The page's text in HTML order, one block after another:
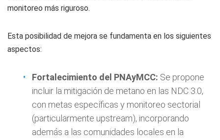
monitoreo más riguroso.
Esta posibilidad de mejora se fundamenta en los siguientes
aspectos:
Fortalecimiento del PNAyMCC: Se propone
incluir la mitigación de metano en las NDC 3.0,
con metas específicas y monitoreo sectorial
(particularmente upstream), incorporando
además a las comunidades locales en la